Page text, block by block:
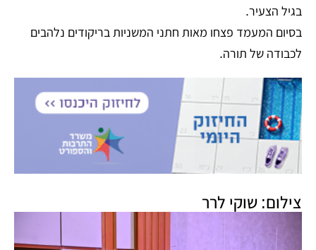
בגיל הצעיר.
בסיום המעמד פצחו מאות חתני המשניות בריקודים נלהבים
לכבודה של תורה.
צילום: שוקי לרר